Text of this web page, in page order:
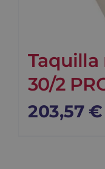
Taquilla
30/2
203,57 €